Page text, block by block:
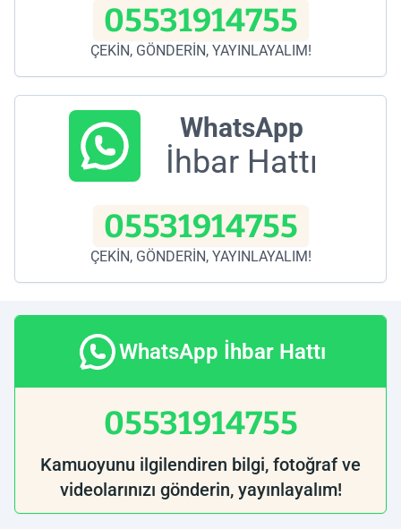
05531914755
ÇEKİN, GÖNDERİN, YAYINLAYALIM!
WhatsApp
İhbar Hattı
05531914755
ÇEKİN, GÖNDERİN, YAYINLAYALIM!
WhatsApp İhbar Hattı
05531914755
Kamuoyunu ilgilendiren bilgi, fotoğraf ve
videolarınızı gönderin, yayınlayalım!